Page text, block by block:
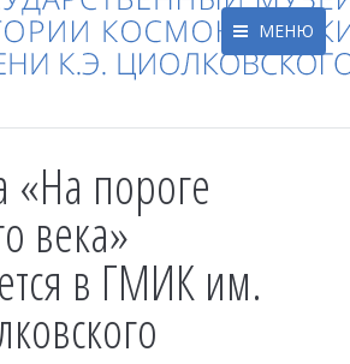
МЕНЮ
«На пороге
века»
в ГМИК им.